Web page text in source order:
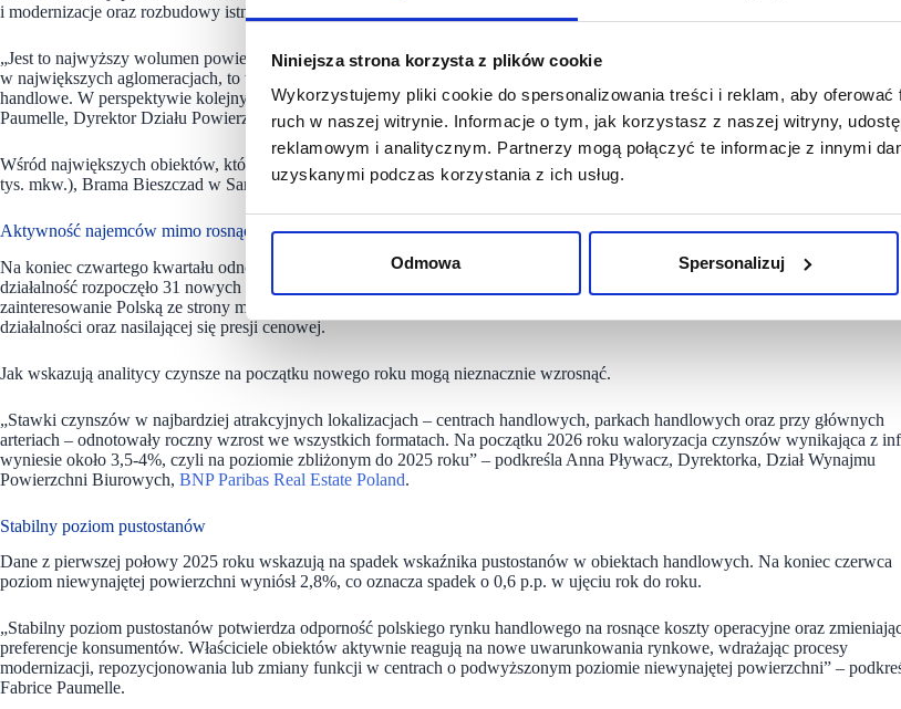
Niniejsza strona korzysta z plików cookie
Wykorzystujemy pliki cookie do spersonalizowania treści i reklam, aby oferować
ruch w naszej witrynie. Informacje o tym, jak korzystasz z naszej witryny,
reklamowym i analitycznym. Partnerzy mogą połączyć te informacje z innymi
uzyskanymi podczas korzystania z ich usług.
Odmowa Spersonalizuj
i modernizacje oraz rozbudowy istniejących obiektów (148 tys. mkw.).
„Jest to najwyższy wolumen powierzchni w budowie obserwowany w ostatnich latach. Choć nowe projekty pojawiają się
w największych aglomeracjach, to właśnie mniejsze miasta absorbują znaczną część nowej podaży, odpowiadając na lokalne
handlowe. W perspektywie kolejnych lat przewidujemy dalszy, stabilny rozwój segmentu parków handlowych” – podkreśla
Paumelle, Dyrektor Działu Powierzchni Handlowych BNP Paribas Real Estate Poland.
Wśród największych obiektów, których otwarcie planowane jest w trzecim kwartale 2026 roku, należą parki handlowe: BIG Piła
tys. mkw.), Brama Bieszczad w Sanoku (23 tys. mkw.) oraz Galeria Podhalańska w Nowym Targu (21,5 tys. mkw.).
Aktywność najemców mimo rosnących czynszów
Na koniec czwartego kwartału odnotowano debiut 10 nowych sieci handlowych. W całym 2025 roku na rynku handlu
działalność rozpoczęło 31 nowych marek – to poziom zbliżony do poprzedniego roku. Wyniki te potwierdzają utrzymujące się
zainteresowanie Polską ze strony międzynarodowych i regionalnych operatorów, pomimo rosnących kosztów prowadzenia
działalności oraz nasilającej się presji cenowej.
Jak wskazują analitycy czynsze na początku nowego roku mogą nieznacznie wzrosnąć.
„Stawki czynszów w najbardziej atrakcyjnych lokalizacjach – centrach handlowych, parkach handlowych oraz przy głównych
arteriach – odnotowały roczny wzrost we wszystkich formatach. Na początku 2026 roku waloryzacja czynszów wynikająca z
wyniesie około 3,5-4%, czyli na poziomie zbliżonym do 2025 roku” – podkreśla Anna Pływacz, Dyrektorka, Dział Wynajmu
Powierzchni Biurowych, BNP Paribas Real Estate Poland.
Stabilny poziom pustostanów
Dane z pierwszej połowy 2025 roku wskazują na spadek wskaźnika pustostanów w obiektach handlowych. Na koniec czerwca
poziom niewynajętej powierzchni wyniósł 2,8%, co oznacza spadek o 0,6 p.p. w ujęciu rok do roku.
„Stabilny poziom pustostanów potwierdza odporność polskiego rynku handlowego na rosnące koszty operacyjne oraz
preferencje konsumentów. Właściciele obiektów aktywnie reagują na nowe uwarunkowania rynkowe, wdrażając procesy
modernizacji, repozycjonowania lub zmiany funkcji w centrach o podwyższonym poziomie niewynajętej powierzchni” –
Fabrice Paumelle.